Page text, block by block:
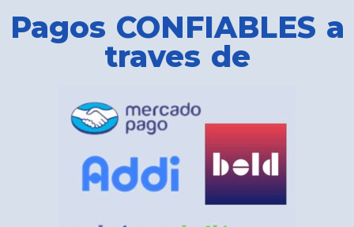
Pagos CONFIABLES a
traves de